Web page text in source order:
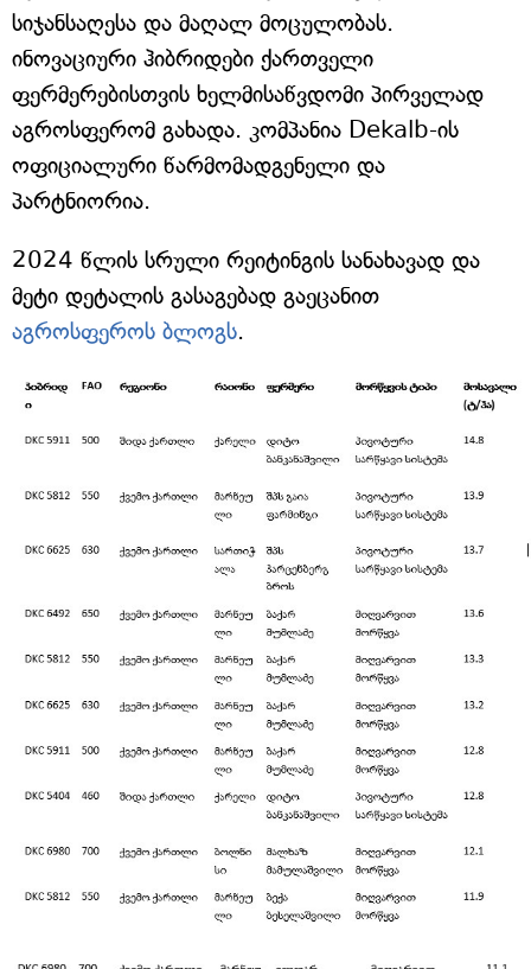
სიჯანსაღესა და მაღალ მოცულობას.
ინოვაციური ჰიბრიდები ქართველი
ფერმერებისთვის ხელმისაწვდომი პირველად
აგროსფერომ გახადა. კომპანია Dekalb-ის
ოფიციალური წარმომადგენელი და
პარტნიორია.
2024 წლის სრული რეიტინგის სანახავად და
მეტი დეტალის გასაგებად გაეცანით
აგროსფეროს ბლოგს.